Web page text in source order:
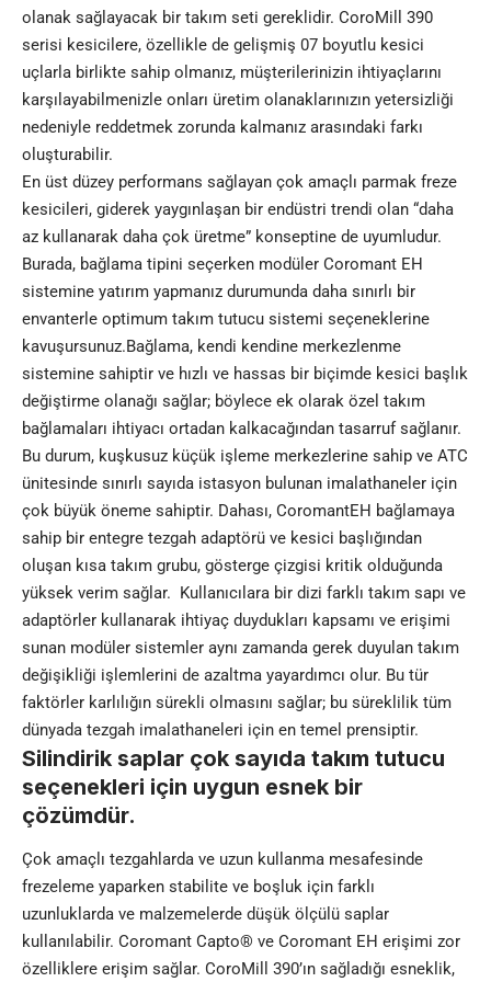
olanak sağlayacak bir takım seti gereklidir. CoroMill 390
serisi kesicilere, özellikle de gelişmiş 07 boyutlu kesici
uçlarla birlikte sahip olmanız, müşterilerinizin ihtiyaçlarını
karşılayabilmenizle onları üretim olanaklarınızın yetersizliği
nedeniyle reddetmek zorunda kalmanız arasındaki farkı
oluşturabilir.
En üst düzey performans sağlayan çok amaçlı parmak freze
kesicileri, giderek yaygınlaşan bir endüstri trendi olan “daha
az kullanarak daha çok üretme” konseptine de uyumludur.
Burada, bağlama tipini seçerken modüler Coromant EH
sistemine yatırım yapmanız durumunda daha sınırlı bir
envanterle optimum takım tutucu sistemi seçeneklerine
kavuşursunuz.Bağlama, kendi kendine merkezlenme
sistemine sahiptir ve hızlı ve hassas bir biçimde kesici başlık
değiştirme olanağı sağlar; böylece ek olarak özel takım
bağlamaları ihtiyacı ortadan kalkacağından tasarruf sağlanır.
Bu durum, kuşkusuz küçük işleme merkezlerine sahip ve ATC
ünitesinde sınırlı sayıda istasyon bulunan imalathaneler için
çok büyük öneme sahiptir. Dahası, CoromantEH bağlamaya
sahip bir entegre tezgah adaptörü ve kesici başlığından
oluşan kısa takım grubu, gösterge çizgisi kritik olduğunda
yüksek verim sağlar. Kullanıcılara bir dizi farklı takım sapı ve
adaptörler kullanarak ihtiyaç duydukları kapsamı ve erişimi
sunan modüler sistemler aynı zamanda gerek duyulan takım
değişikliği işlemlerini de azaltma yayardımcı olur. Bu tür
faktörler karlılığın sürekli olmasını sağlar; bu süreklilik tüm
dünyada tezgah imalathaneleri için en temel prensiptir.
Silindirik saplar çok sayıda takım tutucu
seçenekleri için uygun esnek bir
çözümdür.
Çok amaçlı tezgahlarda ve uzun kullanma mesafesinde
frezeleme yaparken stabilite ve boşluk için farklı
uzunluklarda ve malzemelerde düşük ölçülü saplar
kullanılabilir. Coromant Capto® ve Coromant EH erişimi zor
özelliklere erişim sağlar. CoroMill 390’ın sağladığı esneklik,